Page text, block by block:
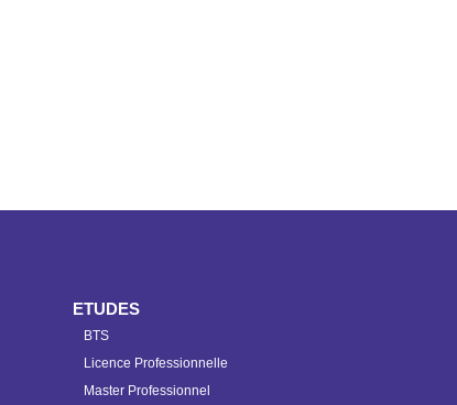
ETUDES
BTS
Licence Professionnelle
Master Professionnel